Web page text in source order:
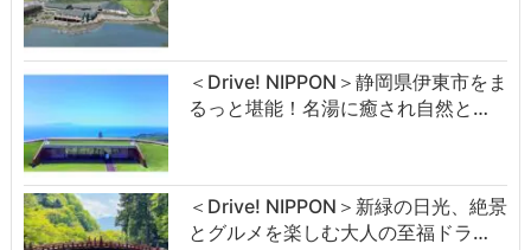
＜Drive! NIPPON＞静岡県伊東市をま
るっと堪能！名湯に癒され自然と…
＜Drive! NIPPON＞新緑の日光、絶景
とグルメを楽しむ大人の至福ドラ…